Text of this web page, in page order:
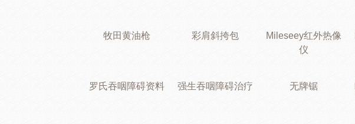
牧田黄油枪 彩肩斜挎包
Mileseey红外热像
仪
罗氏吞咽障碍资料 强生吞咽障碍治疗 无牌锯